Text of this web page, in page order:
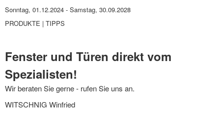
Sonntag, 01.12.2024 - Samstag, 30.09.2028
PRODUKTE | TIPPS
Fenster und Türen direkt vom
Spezialisten!
Wir beraten Sie gerne - rufen Sie uns an.
WITSCHNIG Winfried